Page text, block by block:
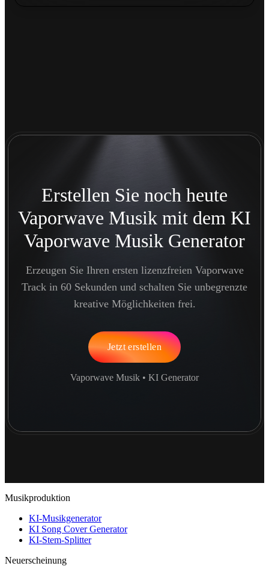
Erstellen Sie noch heute
Vaporwave Musik mit dem KI
Vaporwave Musik Generator
Erzeugen Sie Ihren ersten lizenzfreien Vaporwave
Track in 60 Sekunden und schalten Sie unbegrenzte
kreative Möglichkeiten frei.
Jetzt erstellen
Vaporwave Musik • KI Generator
Musikproduktion
KI-Musikgenerator
KI Song Cover Generator
KI-Stem-Splitter
Neuerscheinung